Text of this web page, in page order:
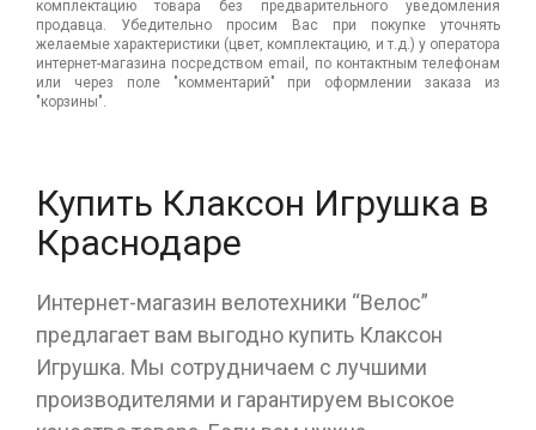
комплектацию товара без предварительного уведомления
продавца. Убедительно просим Вас при покупке уточнять
желаемые характеристики (цвет, комплектацию, и т.д.) у оператора
интернет-магазина посредством email, по контактным телефонам
или через поле "комментарий" при оформлении заказа из
"корзины".
Купить Клаксон Игрушка в
Краснодаре
Интернет-магазин велотехники “Велос”
предлагает вам выгодно купить Клаксон
Игрушка. Мы сотрудничаем с лучшими
производителями и гарантируем высокое